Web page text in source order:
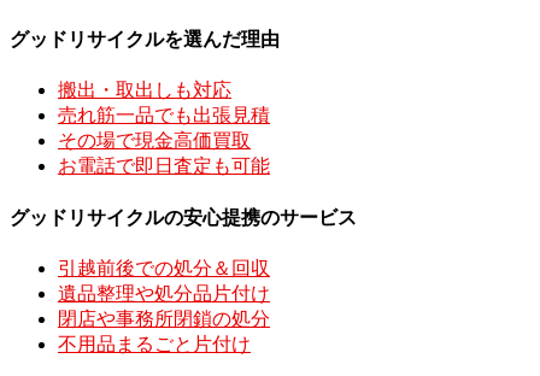
グッドリサイクルを選んだ理由
搬出・取出しも対応
売れ筋一品でも出張見積
その場で現金高価買取
お電話で即日査定も可能
グッドリサイクルの安心提携のサービス
引越前後での処分＆回収
遺品整理や処分品片付け
閉店や事務所閉鎖の処分
不用品まるごと片付け